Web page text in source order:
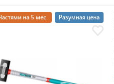
на 5 мес. Разумная цена